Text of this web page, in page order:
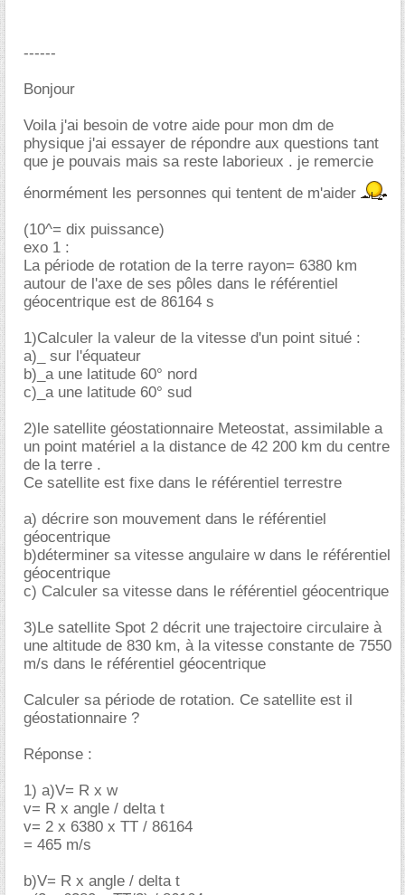
------
Bonjour
Voila j'ai besoin de votre aide pour mon dm de
physique j'ai essayer de répondre aux questions tant
que je pouvais mais sa reste laborieux . je remercie
énormément les personnes qui tentent de m'aider
(10^= dix puissance)
exo 1 :
La période de rotation de la terre rayon= 6380 km
autour de l'axe de ses pôles dans le référentiel
géocentrique est de 86164 s
1)Calculer la valeur de la vitesse d'un point situé :
a)_ sur l'équateur
b)_a une latitude 60° nord
c)_a une latitude 60° sud
2)le satellite géostationnaire Meteostat, assimilable a
un point matériel a la distance de 42 200 km du centre
de la terre .
Ce satellite est fixe dans le référentiel terrestre
a) décrire son mouvement dans le référentiel
géocentrique
b)déterminer sa vitesse angulaire w dans le référentiel
géocentrique
c) Calculer sa vitesse dans le référentiel géocentrique
3)Le satellite Spot 2 décrit une trajectoire circulaire à
une altitude de 830 km, à la vitesse constante de 7550
m/s dans le référentiel géocentrique
Calculer sa période de rotation. Ce satellite est il
géostationnaire ?
Réponse :
1) a)V= R x w
v= R x angle / delta t
v= 2 x 6380 x TT / 86164
= 465 m/s
b)V= R x angle / delta t